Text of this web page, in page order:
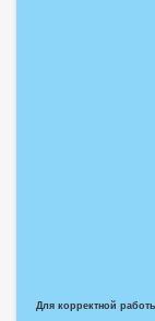
Для корректной